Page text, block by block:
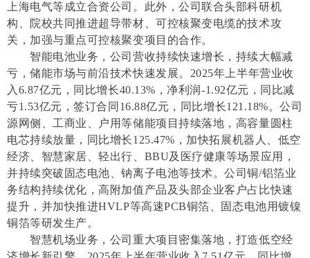
上海电气等成立合资公司。此外，公司联合头部科研机
构、院校共同推进超导带材、可控核聚变电缆的技术攻
关，加强与重点可控核聚变项目的合作。
智能电池业务，公司营收持续快速增长，持续大幅减
亏，储能市场与前沿技术快速发展。2025年上半年营业收
入6.87亿元，同比增长40.13%，净利润-1.92亿元，同比减
亏1.53亿元，签订合同16.88亿元，同比增长121.18%。公司
源网侧、工商业、户用等储能项目持续落地，高容量圆柱
电芯持续放量，同比增长125.47%，加快拓展机器人、低空
经济、智慧家居、轻出行、BBU及医疗健康等场景应用，
并持续突破固态电池、钠离子电池等技术。公司铜/铝箔业
务结构持续优化，高附加值产品及头部企业客户占比快速
提升，并加快推进HVLP等高速PCB铜箔、固态电池用镀镍
铜箔等研发生产。
智慧机场业务，公司重大项目密集落地，打造低空经